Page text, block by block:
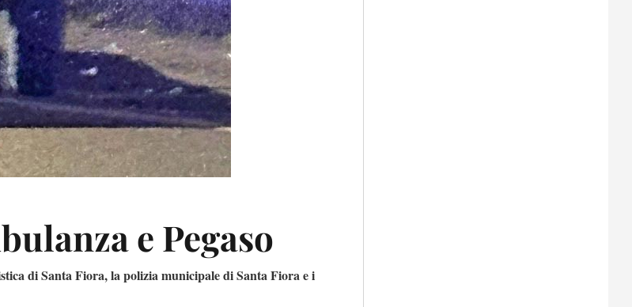
e Pegaso
di Santa Fiora, la polizia municipale di Santa Fiora e i